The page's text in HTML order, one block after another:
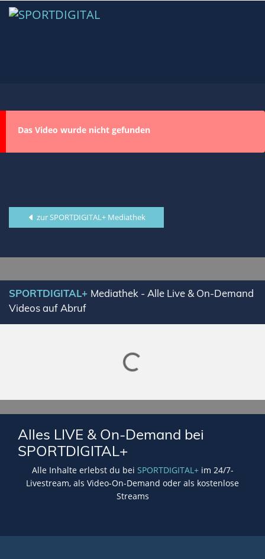
Das Video wurde nicht gefunden
zur SPORTDIGITAL+ Mediathek
SPORTDIGITAL+ Mediathek - Alle Live & On-Demand
Videos auf Abruf
Lade SPORTDIGITAL+ Mediathek
Alles LIVE & On-Demand bei
SPORTDIGITAL+
Alle Inhalte erlebst du bei SPORTDIGITAL+im 24/7-
Livestream, als Video-On-Demand oder als kostenlose
Streams